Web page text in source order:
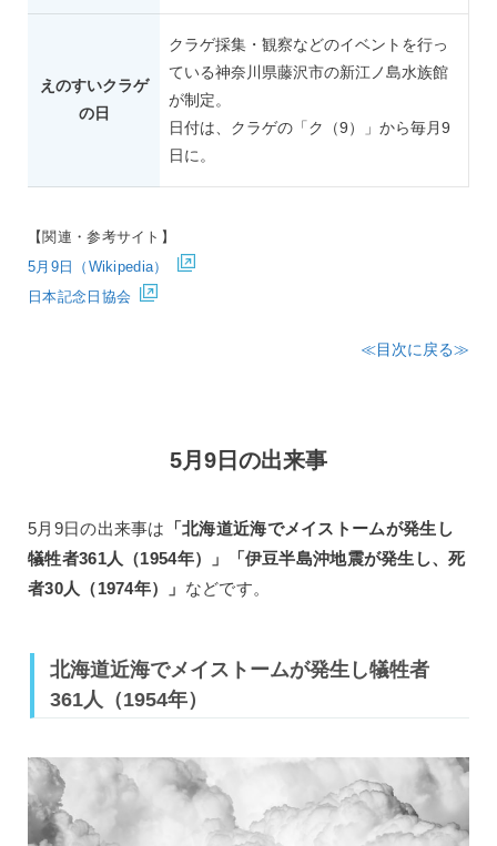
えのすいクラゲ
の日
クラゲ採集・観察などのイベントを行っ
ている神奈川県藤沢市の新江ノ島水族館
が制定。
日付は、クラゲの「ク（9）」から毎月9
日に。
【関連・参考サイト】
5月9日（Wikipedia）
日本記念日協会
≪目次に戻る≫
5月9日の出来事
5月9日の出来事は
「北海道近海でメイストームが発生し
犠牲者361人（1954年）」「伊豆半島沖地震が発生し、死
者30人（1974年）」 などです。
北海道近海でメイストームが発生し犠牲者
361人（1954年）